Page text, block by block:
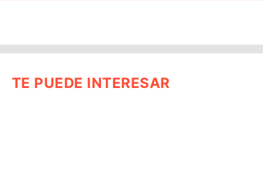
TE PUEDE INTERESAR